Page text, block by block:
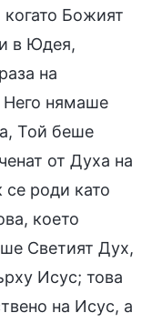
когато Божият
в Юдея,
на
Него нямаше
Той беше
от Духа на
роди като
което
Светият Дух,
Исус; това
на Исус, а